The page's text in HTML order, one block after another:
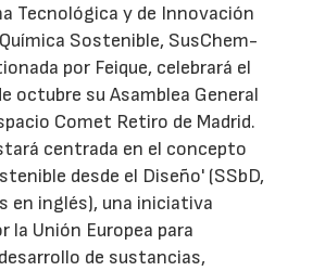
Tecnológica y de Innovación
Sostenible, SusChem-
por Feique, celebrará el
octubre su Asamblea General
Comet Retiro de Madrid.
centrada en el concepto
desde el Diseño' (SSbD,
en inglés), una iniciativa
la Unión Europea para
de sustancias,